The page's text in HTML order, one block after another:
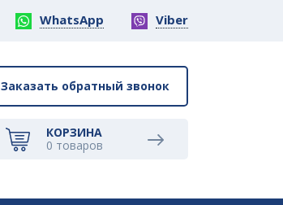
WhatsApp Viber
Заказать обратный звонок
КОРЗИНА
0 товаров